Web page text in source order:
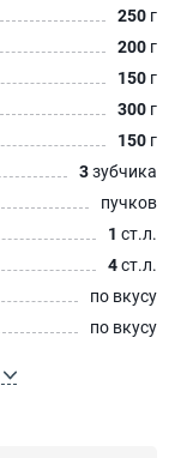
250 г
200 г
150 г
300 г
150 г
3зубчика
пучков
1 ст.л.
4ст.л.
по вкусу
по вкусу